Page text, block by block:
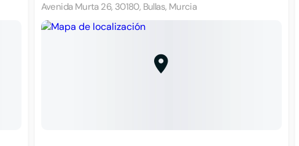
Avenida Murta 26, 30180, Bullas, Murcia